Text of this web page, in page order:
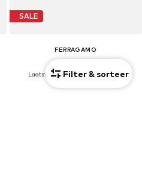
SALE
FERRAGAMO
€130,00
Laatste laagste prijs:€289,00-55%
Filter & sorteer